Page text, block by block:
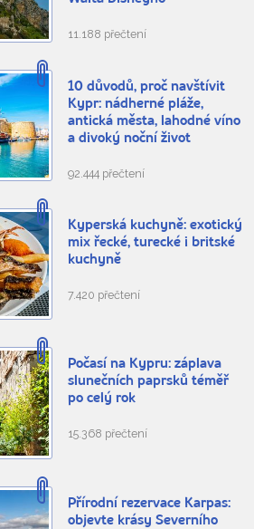
11.188 přečtení
10 důvodů, proč navštívit
Kypr: nádherné pláže,
antická města, lahodné víno
a divoký noční život
92.444 přečtení
Kyperská kuchyně: exotický
mix řecké, turecké i britské
kuchyně
7.420 přečtení
Počasí na Kypru: záplava
slunečních paprsků téměř
po celý rok
15.368 přečtení
Přírodní rezervace Karpas:
objevte krásy Severního